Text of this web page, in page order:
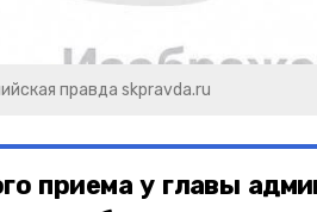
правда skpravda.ru
приема у главы